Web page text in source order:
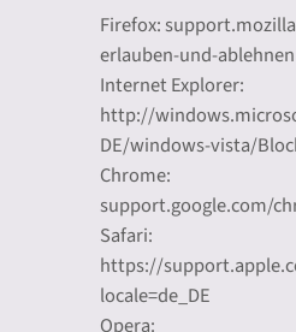
Firefox:
erlauben-und-ablehnen
Internet Explorer:
http://
DE/windows-vista/
Chrome:
support.google.com/
Safari:
https://
locale=de_DE